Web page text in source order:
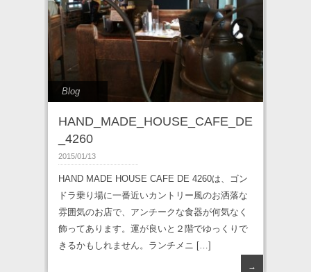
Blog
HAND_MADE_HOUSE_CAFE_DE
_4260
2015/01/13
HAND MADE HOUSE CAFE DE 4260は、ゴン
ドラ乗り場に一番近いカントリー風のお洒落な
雰囲気のお店で、アンチークな食器が何気なく
飾ってあります。運が良いと２階でゆっくりで
きるかもしれません。ランチメニ […]
→